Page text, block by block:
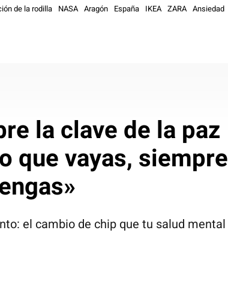
de la rodilla NASA Aragón España IKEA ZARA Ansiedad
la clave de la paz
que vayas, siempre
el cambio de chip que tu salud mental